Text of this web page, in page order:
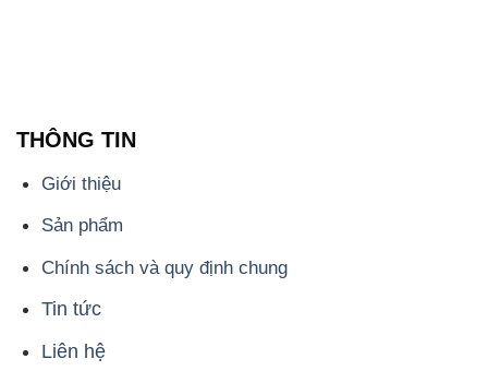
THÔNG TIN
Giới thiệu
Sản phẩm
Chính sách và quy định chung
Tin tức
Liên hệ